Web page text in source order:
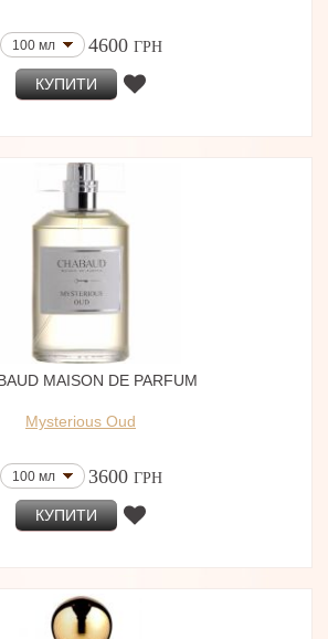
100 мл 4600 ГРН
КУПИТИ
MAISON DE PARFUM
Mysterious Oud
100 мл 3600 ГРН
КУПИТИ